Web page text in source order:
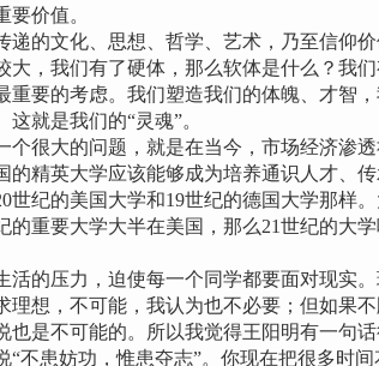
价值。
的文化、思想、哲学、艺术，乃至信仰价
大，我们有了硬体，那么软体是什么？我
重要的考虑。我们塑造我们的体魄、才智
就是我们的“灵魂”。
很大的问题，就是在当今，市场经济渗透
的精英大学应该能够成为培养通识人才、
世纪的美国大学和19世纪的德国大学那样
的重要大学大半在美国，那么21世纪的大
的压力，迫使每一个同学都要面对现实。
理想，不可能，我认为也不必要；但如果
也是不可能的。所以我觉得王阳明有一句
“不患妨功，惟患夺志”。你现在把很多时